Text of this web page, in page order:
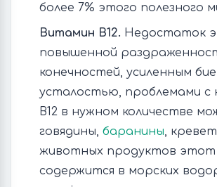
более 7% этого полезного
Витамин В12. Недостаток
повышенной
конечностей, усиленным
усталостью, проблемами с
B12 в нужном количестве
говядины, баранины,
животных продуктов этот
содержится в морских